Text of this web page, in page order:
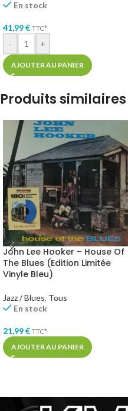
En stock
41,99€ TTC*
- +
AJOUTER AU PANIER
Produits similaires
John Lee Hooker – House Of
The Blues (Edition Limitée
Vinyle Bleu)
Jazz / Blues, Tous
En stock
21,99€ TTC*
AJOUTER AU PANIER